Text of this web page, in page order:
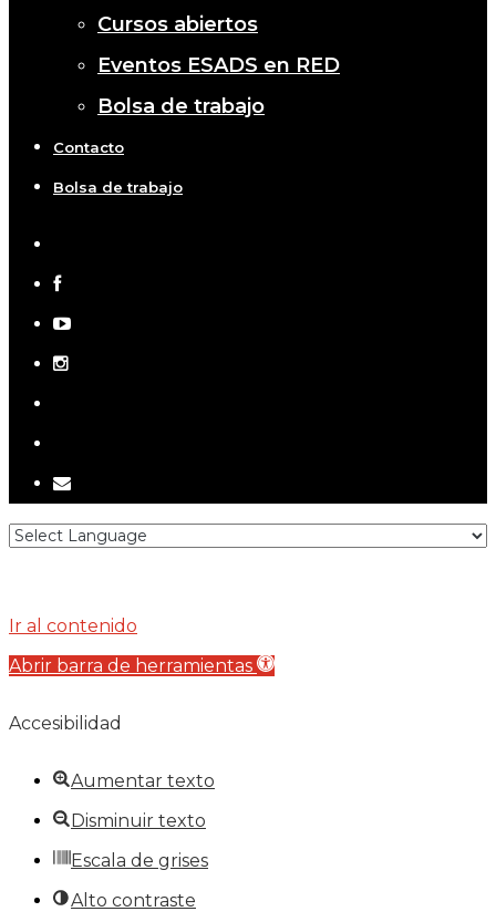
Cursos abiertos
Eventos ESADS en RED
Bolsa de trabajo
Contacto
Bolsa de trabajo
twitter
facebook
youtube
instagram
email
Ir al contenido
Abrir barra de herramientas
Accesibilidad
Aumentar texto
Disminuir texto
Escala de grises
Alto contraste